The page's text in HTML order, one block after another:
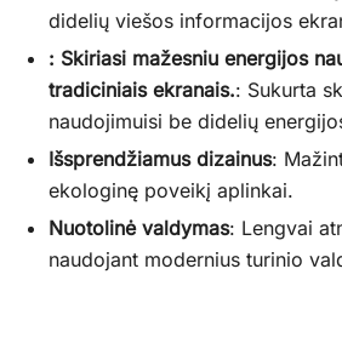
didelių viešos informacijos
: Skiriasi mažesniu energijos
tradiciniais ekranais.: Sukurta
naudojimuisi be didelių
Išsprendžiamus dizainus:
ekologinę poveikį aplinkai.
Nuotolinė valdymas: Lengvai
naudojant modernius turinio